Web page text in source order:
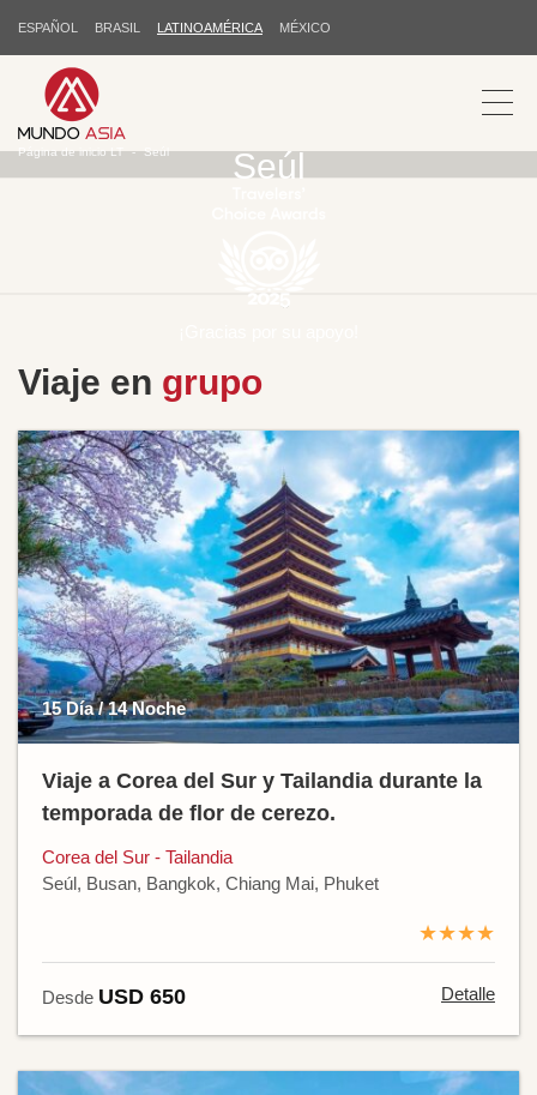
ESPAÑOL BRASIL LATINOAMÉRICA MÉXICO
Seúl
Página de inicio LT Seúl
Viaje en grupo
15 Día / 14 Noche
Viaje a Corea del Sur y Tailandia durante la
temporada de flor de cerezo.
Corea del Sur - Tailandia
Seúl, Busan, Bangkok, Chiang Mai, Phuket
★★★★
Desde USD 650 Detalle